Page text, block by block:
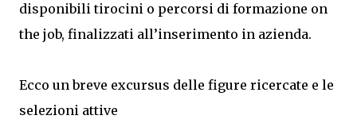
disponibili tirocini o percorsi di formazione on
the job, finalizzati all’inserimento in azienda.
Ecco un breve excursus delle figure ricercate e le
selezioni attive